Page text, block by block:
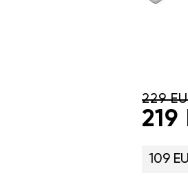
229
219
109